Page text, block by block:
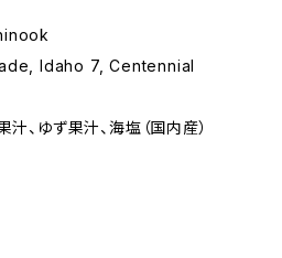
Idaho 7, Centennial
汁、ゆず果汁、海塩（国内産）